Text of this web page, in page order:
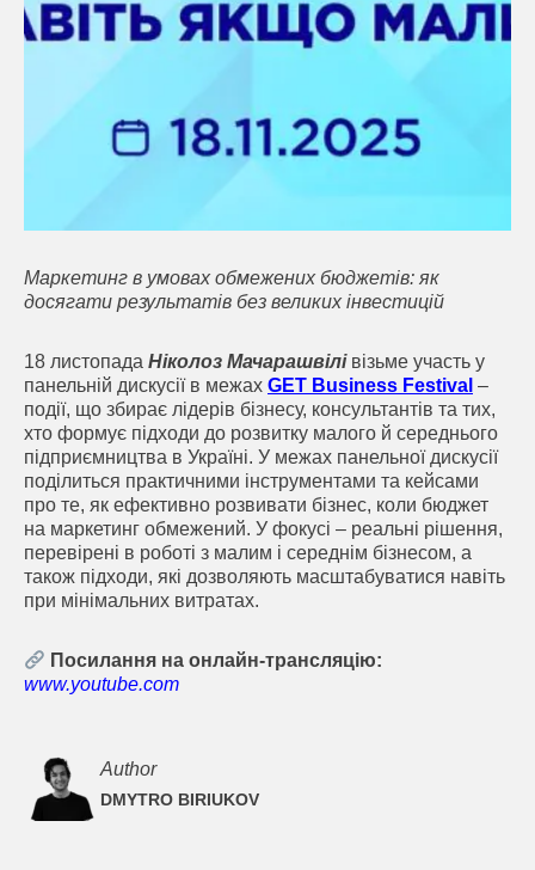
Маркетинг в умовах обмежених бюджетів: як
досягати результатів без великих інвестицій
18 листопада Ніколоз Мачарашвілі візьме участь у
панельній дискусії в межах GET Business Festival –
події, що збирає лідерів бізнесу, консультантів та тих,
хто формує підходи до розвитку малого й середнього
підприємництва в Україні. У межах панельної дискусії
поділиться практичними інструментами та кейсами
про те, як ефективно розвивати бізнес, коли бюджет
на маркетинг обмежений. У фокусі – реальні рішення,
перевірені в роботі з малим і середнім бізнесом, а
також підходи, які дозволяють масштабуватися навіть
при мінімальних витратах.
Посилання на онлайн-трансляцію:
www.youtube.com
Author
DMYTRO BIRIUKOV